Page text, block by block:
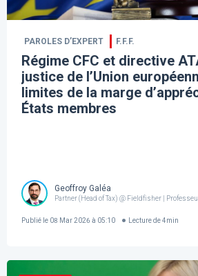
PAROLES D’EXPERT F.F.F.
Régime CFC et directive
justice de l’Union
limites de la marge
États membres
Geoffroy Galéa
Partner (Head of Tax) @ Fieldfisher |
Publié le 08 Mar 2026 à 05:10 Lecture de 4min